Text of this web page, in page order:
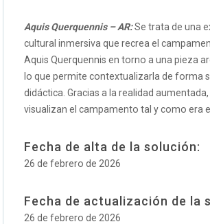
Aquis Querquennis – AR:Se trata de una
cultural inmersiva que recrea el
Aquis Querquennis en torno a una pieza
lo que permite contextualizarla de forma
didáctica. Gracias a la realidad
visualizan el campamento tal y como era
Fecha de alta de la solución:
26 de febrero de 2026
Fecha de actualización de la
26 de febrero de 2026